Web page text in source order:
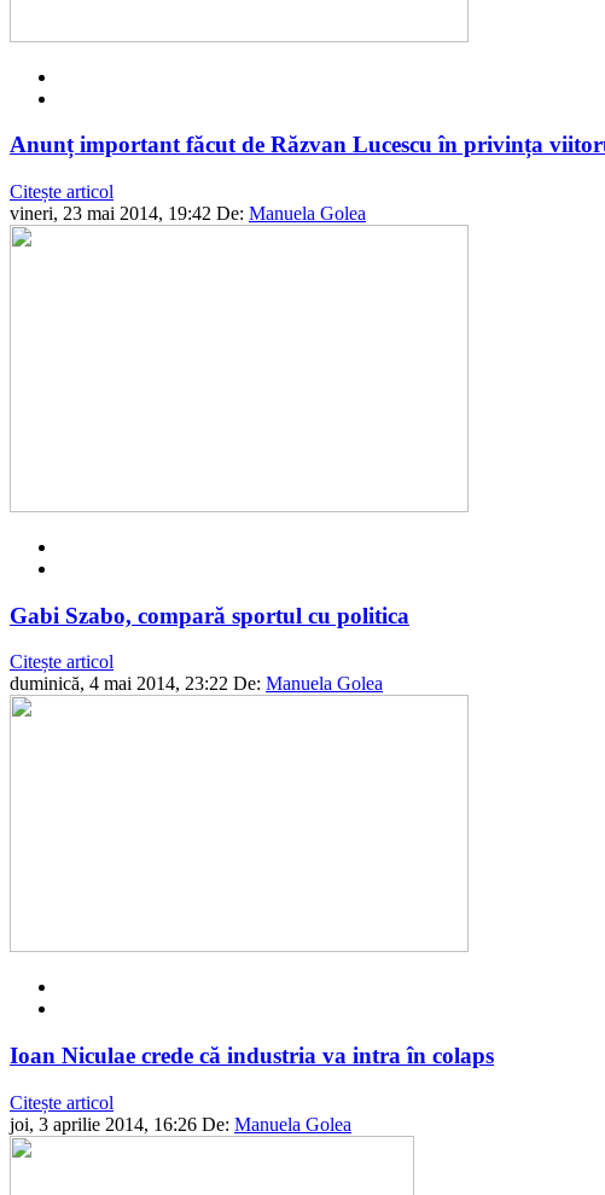
Anunț important făcut de Răzvan Lucescu în privința
Citește articol
vineri, 23 mai 2014, 19:42 De: Manuela Golea
Gabi Szabo, compară sportul cu politica
Citește articol
duminică, 4 mai 2014, 23:22 De: Manuela Golea
Ioan Niculae crede că industria va intra în colaps
Citește articol
joi, 3 aprilie 2014, 16:26 De: Manuela Golea